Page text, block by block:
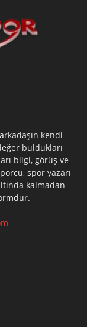
kendi
buldukları
bilgi, görüş ve
spor yazarı
kalmadan